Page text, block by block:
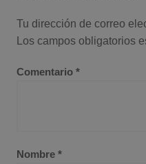
Tu dirección de correo
Los campos obligatorios
Comentario *
Nombre *